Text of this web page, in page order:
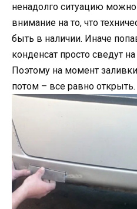
ненадолго ситуацию можно
внимание на то, что
быть в наличии. Иначе
конденсат просто сведут
Поэтому на момент
потом – все равно открыть.